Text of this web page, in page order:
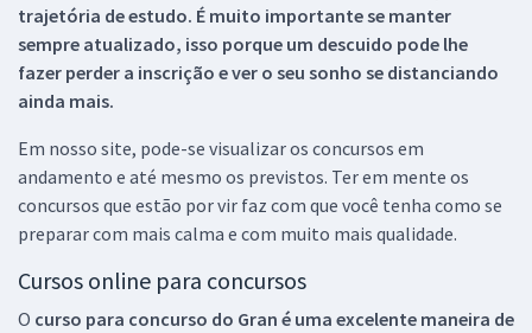
trajetória de estudo. É muito importante se manter
sempre atualizado, isso porque um descuido pode lhe
fazer perder a inscrição e ver o seu sonho se distanciando
ainda mais.
Em nosso site, pode-se visualizar os concursos em
andamento e até mesmo os previstos. Ter em mente os
concursos que estão por vir faz com que você tenha como se
preparar com mais calma e com muito mais qualidade.
Cursos online para concursos
O curso para concurso do Gran é uma excelente maneira de